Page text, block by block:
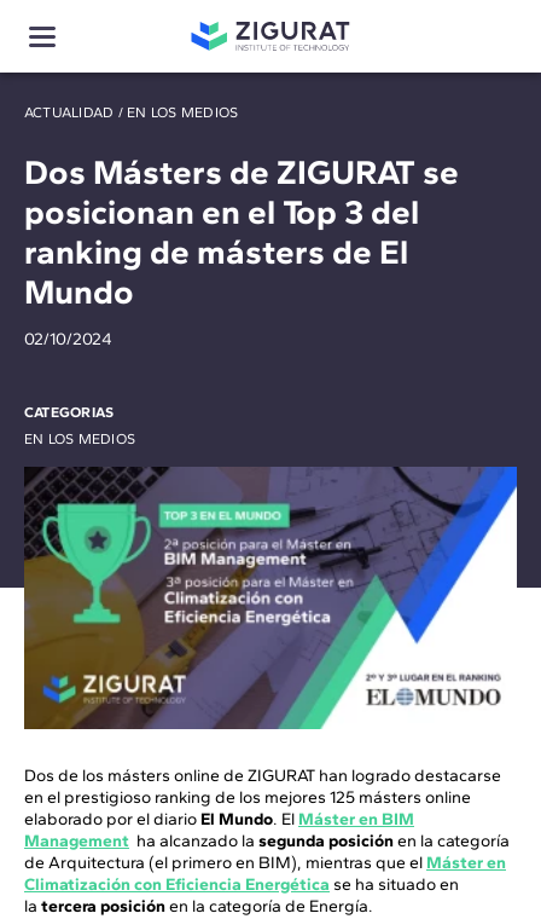
ACTUALIDAD / EN LOS MEDIOS
Dos Másters de ZIGURAT se
posicionan en el Top 3 del
ranking de másters de El
Mundo
02/10/2024
CATEGORIAS
EN LOS MEDIOS
Dos de los másters online de ZIGURAT han logrado destacarse
en el prestigioso ranking de los mejores 125 másters online
elaborado por el diario El Mundo. El Máster en BIM
Management ha alcanzado la segunda posiciónen la categoría
de Arquitectura (el primero en BIM), mientras que el Máster en
Climatización con Eficiencia Energética se ha situado en
la tercera posiciónen la categoría de Energía.